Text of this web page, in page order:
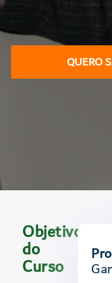
QUERO
Objetivo
do
Curso